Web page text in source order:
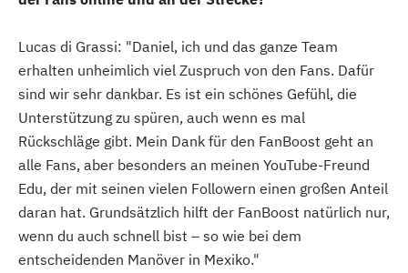
Lucas di Grassi: "Daniel, ich und das ganze Team
erhalten unheimlich viel Zuspruch von den Fans. Dafür
sind wir sehr dankbar. Es ist ein schönes Gefühl, die
Unterstützung zu spüren, auch wenn es mal
Rückschläge gibt. Mein Dank für den FanBoost geht an
alle Fans, aber besonders an meinen YouTube-Freund
Edu, der mit seinen vielen Followern einen großen Anteil
daran hat. Grundsätzlich hilft der FanBoost natürlich nur,
wenn du auch schnell bist – so wie bei dem
entscheidenden Manöver in Mexiko."